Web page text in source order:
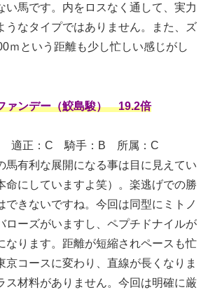
い馬です。内をロスなく通して、実力
うなタイプではありません。また、ズ
ｍという距離も少し忙しい感じがし
ァンデー（鮫島駿） 19.2倍
適正：C 騎手：B 所属：C
馬有利な展開になる事は目に見えてい
命にしていますよ笑）。楽逃げでの勝
できないですね。今回は同型にミトノ
ローズがいますし、ペプチドナイルが
なります。距離が短縮されペースも忙
京コースに変わり、直線が長くなりま
ス材料がありません。今回は明確に厳